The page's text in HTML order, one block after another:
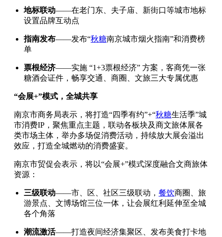
地标联动——在老门东、夫子庙、新街口等城市地标
设置品牌互动点
指南发布——发布“秋糖南京城市烟火指南”和消费榜
单
票根经济——实施 “1+3票根经济” 方案，客商凭一张
糖酒会证件，畅享交通、商圈、文旅三大专属优惠
“会展+”模式，全城共享
南京市商务局表示，将打造“四季有约”+“秋糖生活季”城
市消费IP，聚焦重点主题，联动各板块及商文旅体展各
类市场主体，举办多场促消费活动，持续放大展会溢出
效应，打造全城燃动的消费盛宴。
南京市贸促会表示，将以“会展+”模式深度融合文商旅体
资源：
三级联动——市、区、社区三级联动， 餐饮商圈、旅
游景点、文博场馆三位一体，让会展红利延伸至全城
各个角落
潮流激活——打造夜间经济集聚区、发布美食打卡地